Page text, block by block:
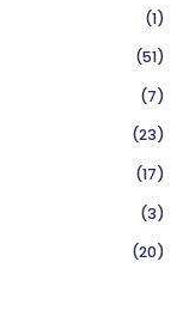
(1)
(51)
(7)
(23)
(17)
(3)
(20)